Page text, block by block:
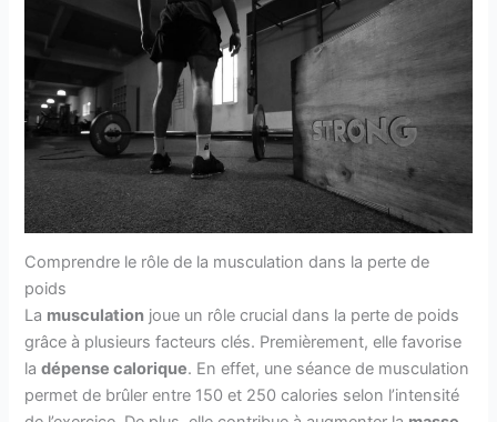
Comprendre le rôle de la musculation dans la perte de
poids
La musculation joue un rôle crucial dans la perte de poids
grâce à plusieurs facteurs clés. Premièrement, elle favorise
ladépense calorique. En effet, une séance de musculation
permet de brûler entre 150 et 250 calories selon l’intensité